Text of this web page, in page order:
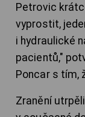
Petrovic
vyprostit,
i hydraulické
pacientů,"
Poncar s tím,
Zranění